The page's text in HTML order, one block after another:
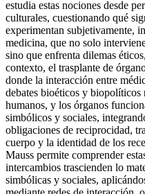
estudia estas nociones desde
culturales, cuestionando qué
experimentan subjetivamente,
medicina, que no solo
sino que enfrenta dilemas
contexto, el trasplante de
donde la interacción entre
debates bioéticos y biopolíticos
humanos, y los órganos
simbólicos y sociales,
obligaciones de reciprocidad,
cuerpo y la identidad de los
Mauss permite comprender
intercambios trascienden lo
simbólicas y sociales,